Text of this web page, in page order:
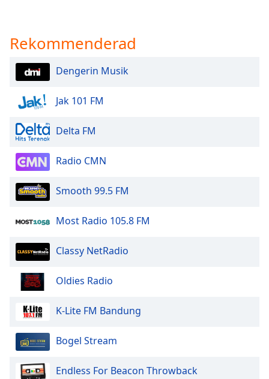
Rekommenderad
Dengerin Musik
Jak 101 FM
Delta FM
Radio CMN
Smooth 99.5 FM
Most Radio 105.8 FM
Classy NetRadio
Oldies Radio
K-Lite FM Bandung
Bogel Stream
Endless For Beacon Throwback